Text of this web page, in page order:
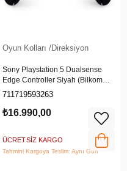
Oyun Kolları /Direksiyon
Sony Playstation 5 Dualsense
Edge Controller Siyah (Bilkom
Garantili)
711719593263
₺16.990,00
ÜCRETSIZ KARGO
Tahmini Kargoya Teslim: Aynı Gün